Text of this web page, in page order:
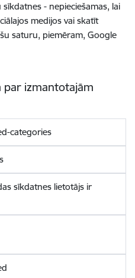
- nepieciešamas, lai
medijos vai skatīt
saturu, piemēram, Google
par izmantotajām
categories
sīkdatnes lietotājs ir